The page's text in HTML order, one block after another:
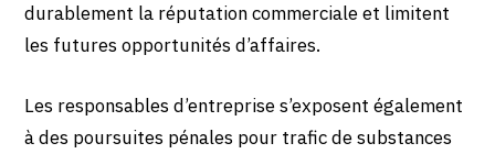
durablement la réputation commerciale et limitent
les futures opportunités d’affaires.
Les responsables d’entreprise s’exposent également
à des poursuites pénales pour trafic de substances